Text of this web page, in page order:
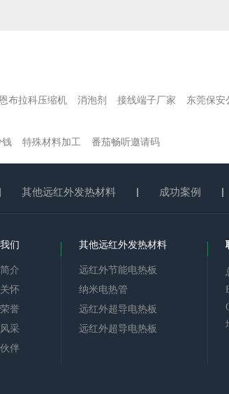
布拉科压缩机 消泡剂 接线端子厂家 东莞保安
钱 特殊材料加工 番茄畅听邀请码
其他远红外发热材料 成功案例
们
介
怀
誉
采
伴
其他远红外发热材料
远红外节能电热板
纳米电热管
远红外超导电热板
远红外超导电热板